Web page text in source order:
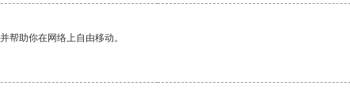
帮助你在网络上自由移动。